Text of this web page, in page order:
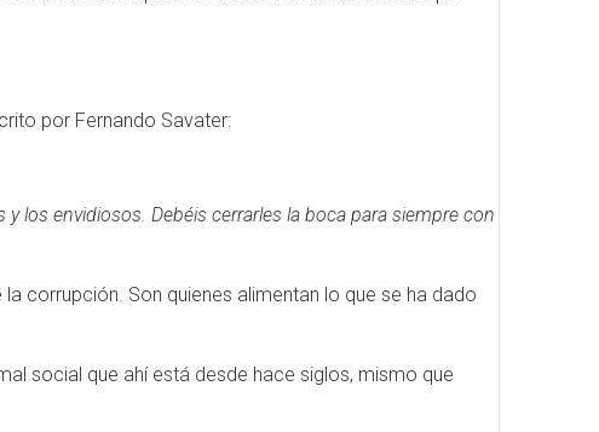
por Fernando Savater:
y los envidiosos. Debéis cerrarles la boca para siempre con
la corrupción. Son quienes alimentan lo que se ha dado
social que ahí está desde hace siglos, mismo que